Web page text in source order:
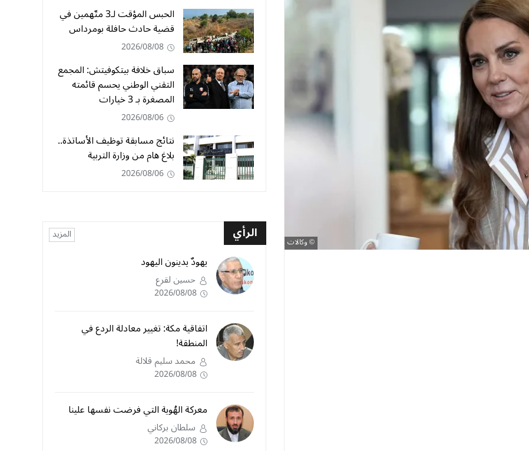
وكالات
الحبس المؤقت لـ3 متّهمين في
قضية حادث حافلة بومرداس
2026/08/08
سباق خلافة بيتكوفيتش: المجمع
التقني الوطني يحسم قائمته
المصغرة بـ 3 خيارات
2026/08/06
نتائج مسابقة توظيف الأساتذة..
بلاغ هام من وزارة التربية
2026/08/06
الرأي المزيد
يهودٌ يدينون اليهود
حسين لقرع
2026/08/08
اتفاقية مكة: تغيير معادلة الردع في
المنطقة!
محمد سليم قلالة
2026/08/08
معركة الهُوية التي فرضت نفسها علينا
سلطان بركاني
2026/08/08